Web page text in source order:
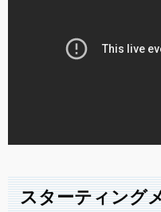
スターティング